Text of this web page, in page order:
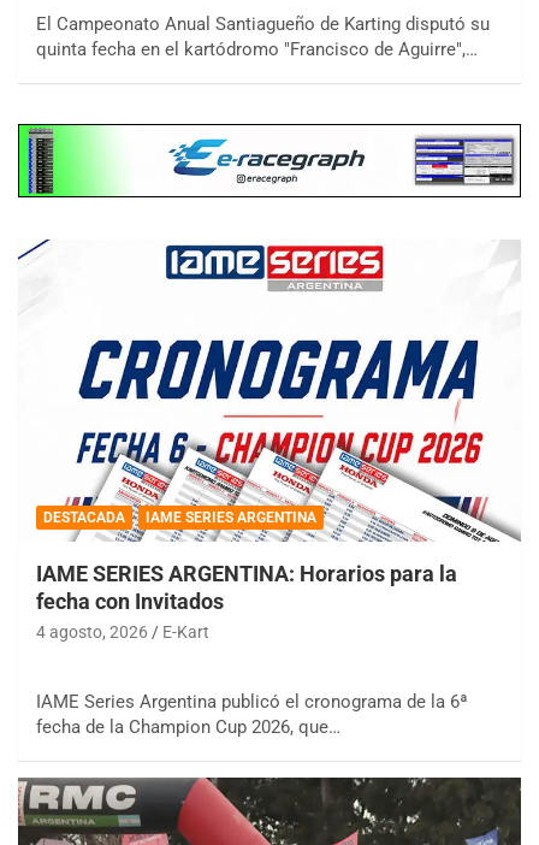
El Campeonato Anual Santiagueño de Karting disputó su
quinta fecha en el kartódromo "Francisco de Aguirre",…
DESTACADA IAME SERIES ARGENTINA
IAME SERIES ARGENTINA: Horarios para la
fecha con Invitados
4 agosto, 2026 E-Kart
IAME Series Argentina publicó el cronograma de la 6ª
fecha de la Champion Cup 2026, que…